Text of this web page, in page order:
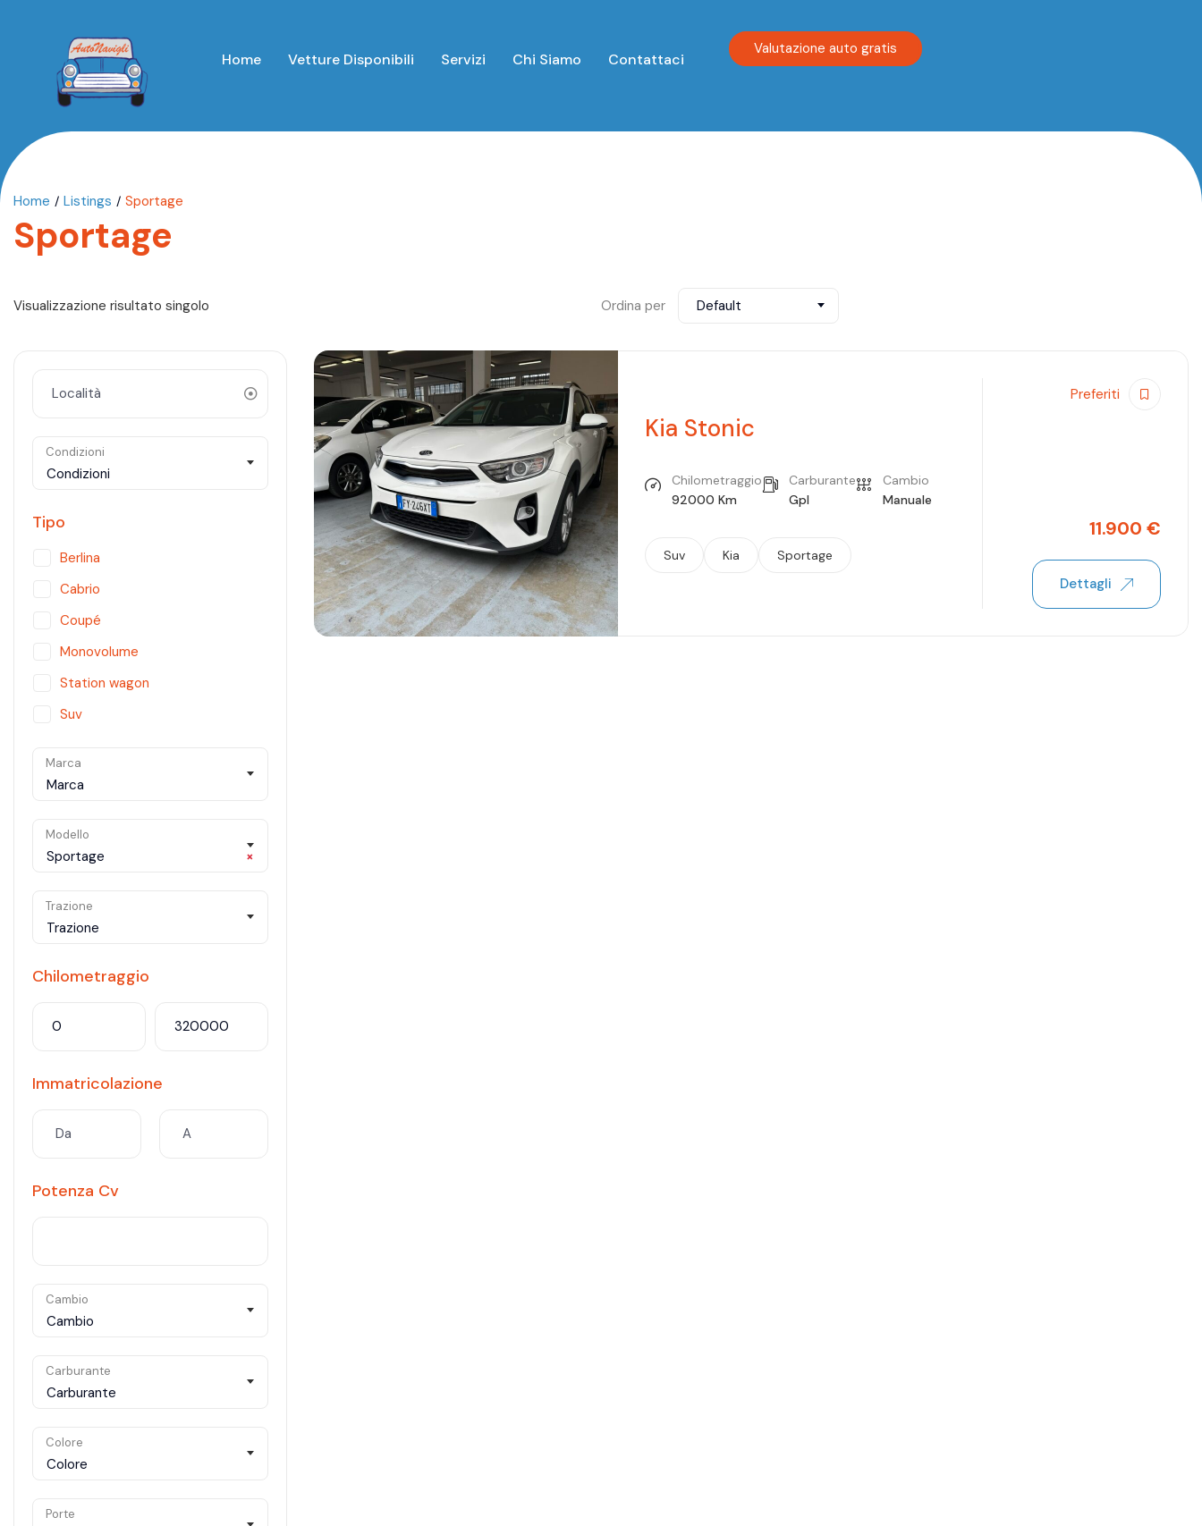
Home Vetture Disponibili Servizi Chi Siamo Contattaci
Valutazione auto gratis
Home Listings Sportage
Sportage
Visualizzazione risultato singolo Ordina per Default
Condizioni
Condizioni
Tipo
Berlina
Cabrio
Coupé
Monovolume
Station wagon
Suv
Marca
Marca
Modello
×
Sportage
Trazione
Trazione
Chilometraggio
Immatricolazione
Potenza Cv
Cambio
Cambio
Carburante
Carburante
Colore
Colore
Porte
Kia Stonic
Chilometraggio
92000 Km
Carburante
Gpl
Cambio
Manuale
Suv Kia Sportage
Preferiti
11.900 €
Dettagli